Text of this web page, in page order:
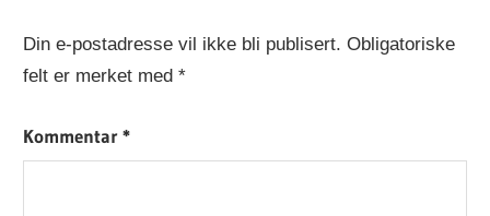
Din e-postadresse vil ikke bli publisert. Obligatoriske
felt er merket med*
Kommentar*